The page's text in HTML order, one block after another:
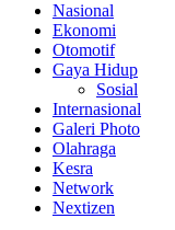
Nasional
Ekonomi
Otomotif
Gaya Hidup
Sosial
Internasional
Galeri Photo
Olahraga
Kesra
Network
Nextizen